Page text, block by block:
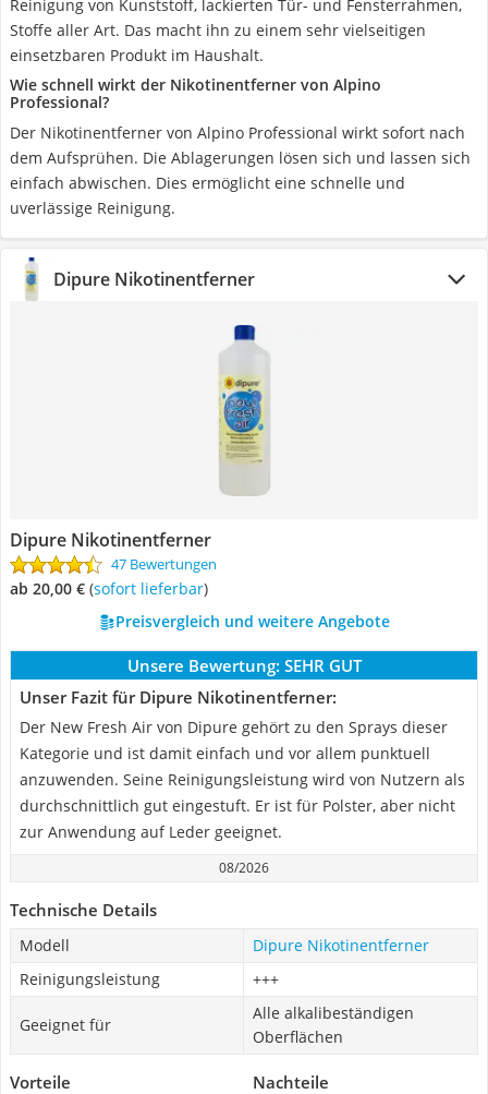
Reinigung von Kunststoff, lackierten Tür- und Fensterrahmen,
Stoffe aller Art. Das macht ihn zu einem sehr vielseitigen
einsetzbaren Produkt im Haushalt.
Wie schnell wirkt der Nikotinentferner von Alpino
Professional?
Der Nikotinentferner von Alpino Professional wirkt sofort nach
dem Aufsprühen. Die Ablagerungen lösen sich und lassen sich
einfach abwischen. Dies ermöglicht eine schnelle und
uverlässige Reinigung.
Dipure Nikotinentferner
Dipure Nikotinentferner
47 Bewertungen
ab 20,00 € ( Sofort lieferbar)
Preisvergleich und weitere Angebote
Unsere Bewertung: SEHR GUT
Unser Fazit für Dipure Nikotinentferner:
Der New Fresh Air von Dipure gehört zu den Sprays dieser
Kategorie und ist damit einfach und vor allem punktuell
anzuwenden. Seine Reinigungsleistung wird von Nutzern als
durchschnittlich gut eingestuft. Er ist für Polster, aber nicht
zur Anwendung auf Leder geeignet.
08/2026
Technische Details
Modell
Dipure Nikotinentferner
Reinigungsleistung
+++
Geeignet für
Alle alkalibeständigen
Oberflächen
Vorteile Nachteile